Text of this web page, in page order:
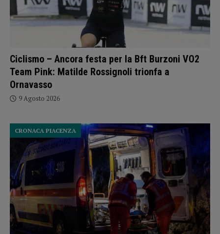
Ciclismo – Ancora festa per la Bft Burzoni VO2
Team Pink: Matilde Rossignoli trionfa a
Ornavasso
9 Agosto 2026
CRONACA PIACENZA